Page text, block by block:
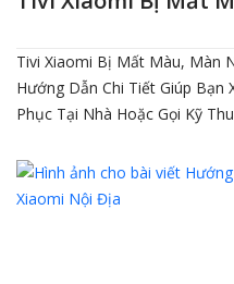
Tivi Xiaomi Bị Mất Màu, Màn
Hướng Dẫn Chi Tiết Giúp Bạn
Phục Tại Nhà Hoặc Gọi Kỹ